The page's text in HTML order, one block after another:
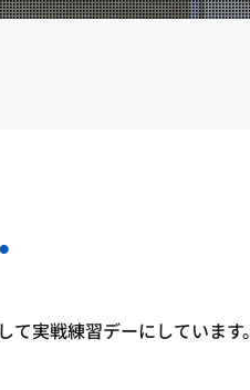
実戦練習デーにしています。